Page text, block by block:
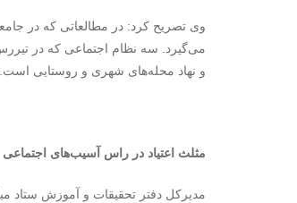
وی تصریح کرد: در مطالعاتی که در
می‌گیرد. سه نظام اجتماعی که در
و نهاد محله‌های شهری و روستایی است.
مثلث اعتیاد در راس آسیب‌های اجتماعی
مدیرکل دفتر تحقیقات و آموزش ستاد